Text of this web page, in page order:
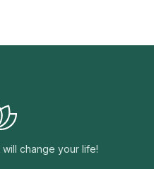
will change your life!